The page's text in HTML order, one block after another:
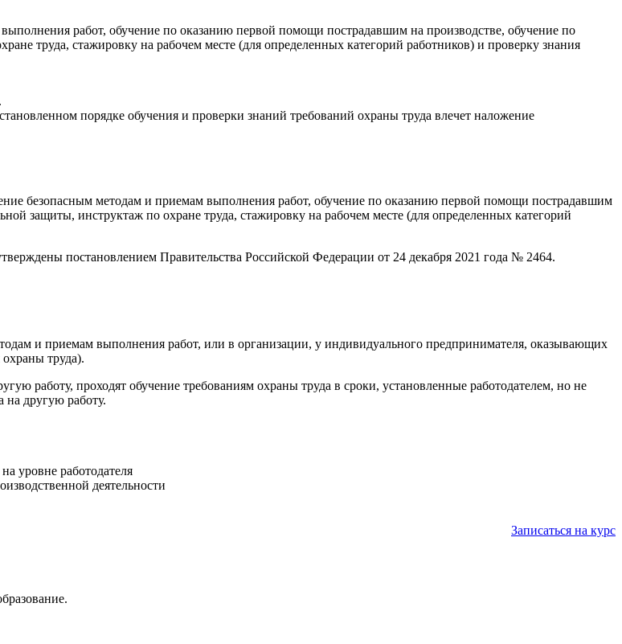
работ, обучение по оказанию первой помощи пострадавшим на производстве, обучение по
труда, стажировку на рабочем месте (для определенных категорий работников) и проверку знания
порядке обучения и проверки знаний требований охраны труда влечет наложение
безопасным методам и приемам выполнения работ, обучение по оказанию первой помощи пострадавшим
защиты, инструктаж по охране труда, стажировку на рабочем месте (для определенных категорий
постановлением Правительства Российской Федерации от 24 декабря 2021 года № 2464.
и приемам выполнения работ, или в организации, у индивидуального предпринимателя, оказывающих
труда).
работу, проходят обучение требованиям охраны труда в сроки, установленные работодателем, но не
на другую работу.
уровне работодателя
деятельности
Записаться на курс